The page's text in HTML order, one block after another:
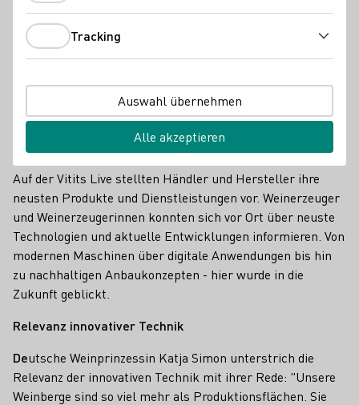
Technik zum Anfassen
Auf der Vitits Live stellten Händler und Hersteller ihre
neusten Produkte und Dienstleistungen vor. Weinerzeuger
und Weinerzeugerinnen konnten sich vor Ort über neuste
Technologien und aktuelle Entwicklungen informieren. Von
modernen Maschinen über digitale Anwendungen bis hin
zu nachhaltigen Anbaukonzepten - hier wurde in die
Zukunft geblickt.
Relevanz innovativer Technik
Deutsche Weinprinzessin Katja Simon unterstrich die
Relevanz der innovativen Technik mit ihrer Rede: "Unsere
Weinberge sind so viel mehr als Produktionsflächen. Sie
Tracking
Auswahl übernehmen
Alle akzeptieren